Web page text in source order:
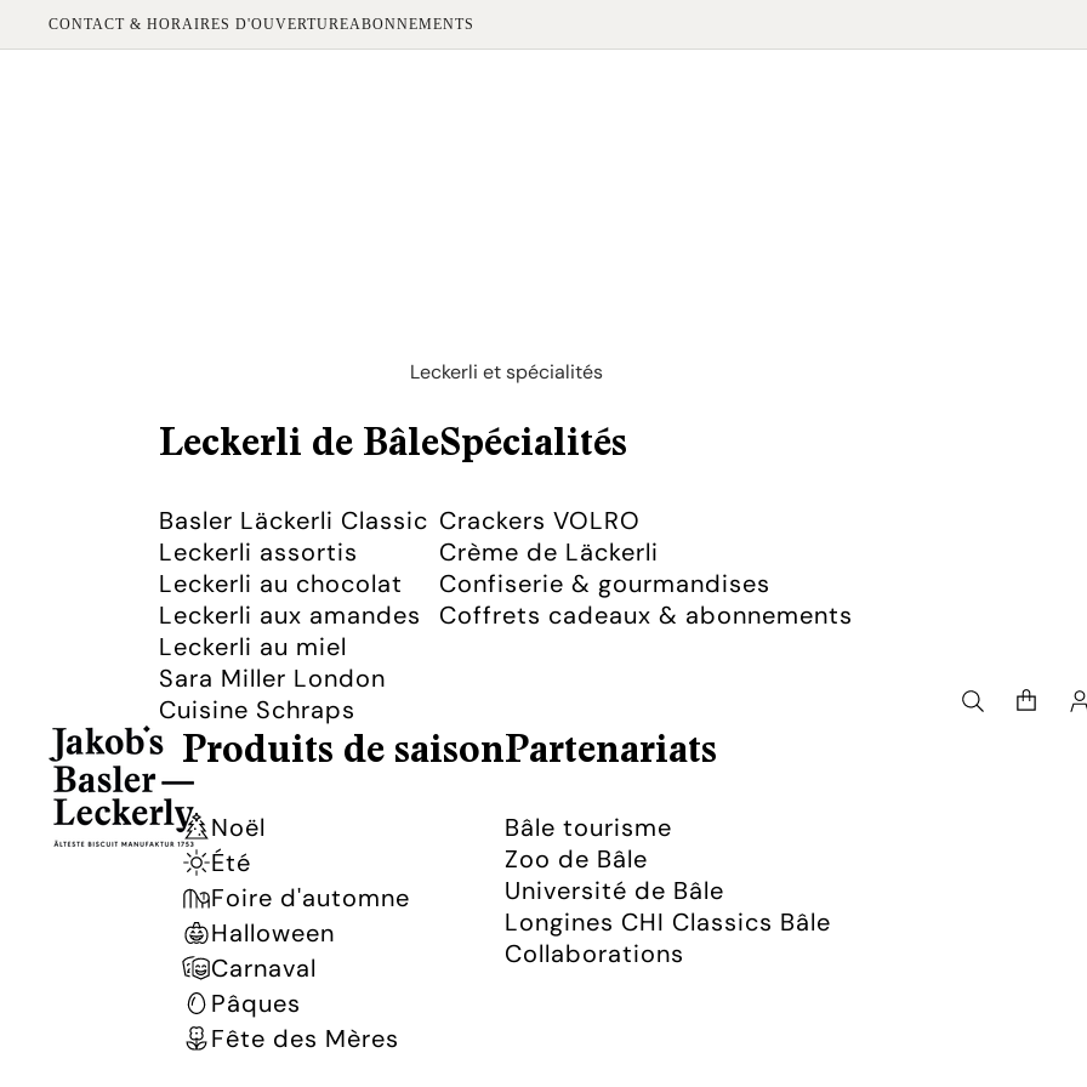
CONTACT & HORAIRES D'OUVERTUREABONNEMENTS
Leckerli et spécialités
Leckerli de Bâle
Basler Läckerli Classic
Leckerli assortis
Leckerli au chocolat
Leckerli aux amandes
Leckerli au miel
Sara Miller London
Cuisine Schraps
Spécialités
Crackers VOLRO
Crème de Läckerli
Confiserie & gourmandises
Coffrets cadeaux & abonnements
Produits de saison
Noël
Été
Foire d'automne
Halloween
Carnaval
Pâques
Fête des Mères
Partenariats
Bâle tourisme
Zoo de Bâle
Université de Bâle
Longines CHI Classics Bâle
Collaborations